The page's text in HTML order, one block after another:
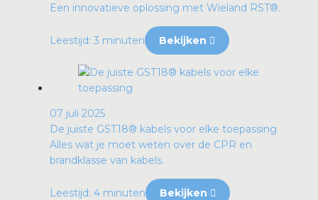
Een innovatieve oplossing met Wieland RST®.
Leestijd: 3 minuten Bekijken
07 juli 2025
De juiste GST18® kabels voor elke toepassing
Alles wat je moet weten over de CPR en
brandklasse van kabels.
Leestijd: 4 minuten Bekijken